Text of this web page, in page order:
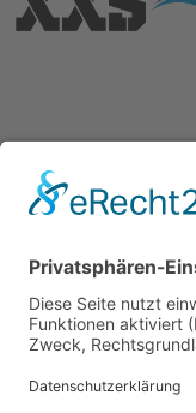
PARTNER